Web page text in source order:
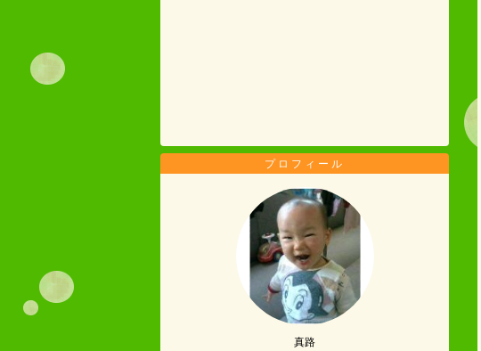
プロフィール
真路